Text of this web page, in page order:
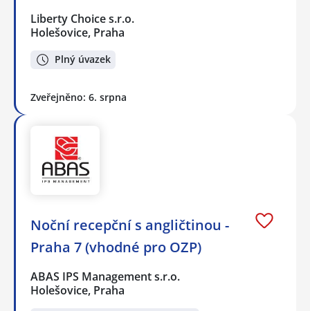
Liberty Choice s.r.o.
Holešovice, Praha
Plný úvazek
Zveřejněno: 6. srpna
Noční recepční s angličtinou -
Praha 7 (vhodné pro OZP)
ABAS IPS Management s.r.o.
Holešovice, Praha